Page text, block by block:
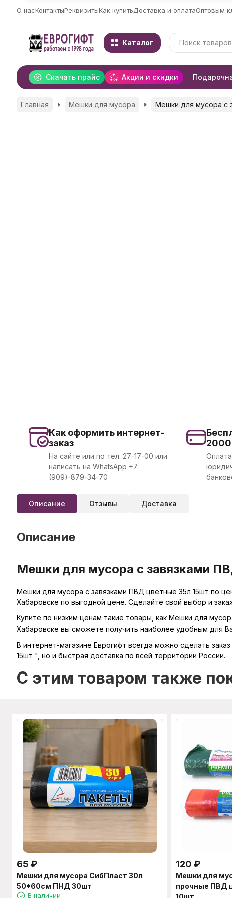
О насКонтактыРеквизитыКак купитьДоставка и оплатаОптовым
Каталог
Скачать прайс Акции и скидки
Главная Мешки для мусора Мешки для мусора с
Как оформить интернет-
заказ
На сайте или по тел. 27-17-00 или
написать на WhatsApp +7
(909)-879-34-70
Описание Отзывы Доставка
Описание
Мешки для мусора с завязками
Мешки для мусора с завязками ПВД цветные 35л 15шт по
Хабаровске по выгодной цене. Сделайте свой выбор и
Купите по низким ценам такие товары, как Мешки для
Хабаровске вы сможете получить наиболее удобным для
В интернет-магазине Еврогифт всегда можно сделать
15шт ", но и быстрая доставка по всей территории России.
C этим товаром также
65 ₽
Мешки для мусора СибПласт 30л
50*60см ПНД 30шт
В наличии
120 ₽
Мешки для
прочные ПВД